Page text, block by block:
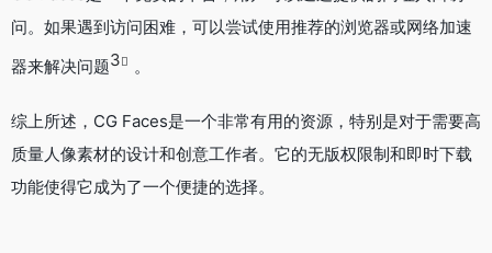
问。如果遇到访问困难，可以尝试使用推荐的浏览器或网络加速
器来解决问题3 。
综上所述，CG Faces是一个非常有用的资源，特别是对于需要高
质量人像素材的设计和创意工作者。它的无版权限制和即时下载
功能使得它成为了一个便捷的选择。